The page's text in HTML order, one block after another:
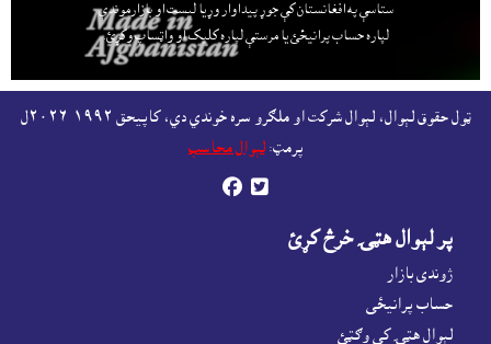
ستاسې په افغانستان کې جوړ پيداوار وړيا ليست او بازارموندې
لپاره حساب پرانيځئ يا مرستې لپاره کليک او واټساپ وکړئ.
ټول حقوق لېوال، لېوال شرکت او ملګرو سره خوندي دي، کاپيحق ١٩٩٢-٢٠٢٦ل
پرمټ:لېوال محاسب
 
پر لېوال هټۍ خرڅ کړئ
ژوندى بازار
حساب پرانيځى
لېوال هټۍ کې وګټئ